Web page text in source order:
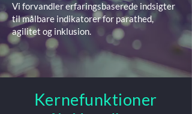
Vi forvandler erfaringsbaserede indsigter
til målbare indikatorer for parathed,
agilitet og inklusion.
Kernefunktioner